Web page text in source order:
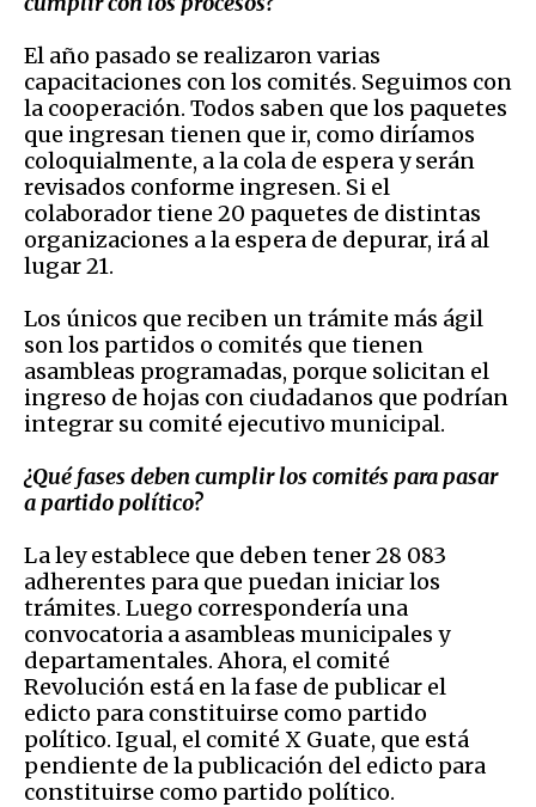
El año pasado se realizaron varias
capacitaciones con los comités. Seguimos con
la cooperación. Todos saben que los paquetes
que ingresan tienen que ir, como diríamos
coloquialmente, a la cola de espera y serán
revisados conforme ingresen. Si el
colaborador tiene 20 paquetes de distintas
organizaciones a la espera de depurar, irá al
lugar 21.
Los únicos que reciben un trámite más ágil
son los partidos o comités que tienen
asambleas programadas, porque solicitan el
ingreso de hojas con ciudadanos que podrían
integrar su comité ejecutivo municipal.
¿Qué fases deben cumplir los comités parapasar
a partido político?
La ley establece que deben tener 28 083
adherentes para que puedan iniciar los
trámites. Luego correspondería una
convocatoria a asambleas municipales y
departamentales. Ahora, el comité
Revolución está en la fase de publicar el
edicto para constituirse como partido
político. Igual, el comité X Guate, que está
pendiente de la publicación del edicto para
constituirse como partido político.